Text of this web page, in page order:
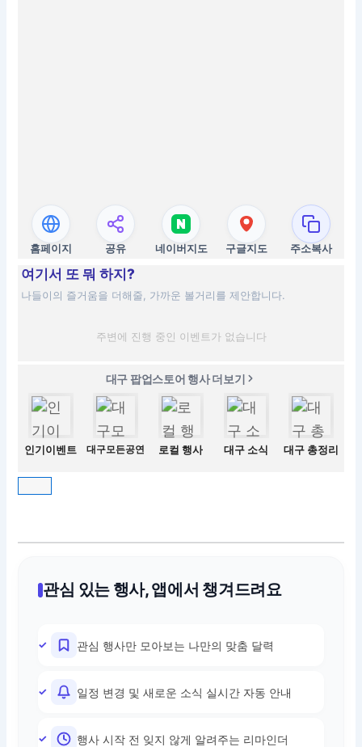
홈페이지 공유 네이버지도 구글지도 주소복사
여기서 또 뭐 하지?
나들이의 즐거움을 더해줄, 가까운 볼거리를 제안합니다.
주변에 진행 중인 이벤트가 없습니다
대구 팝업스토어 행사 더보기
인기이벤트 대구모든공연 로컬 행사 대구 소식 대구 총정리
관심 있는 행사, 앱에서 챙겨드려요
관심 행사만 모아보는 나만의 맞춤 달력
일정 변경 및 새로운 소식 실시간 자동 안내
행사 시작 전 잊지 않게 알려주는 리마인더